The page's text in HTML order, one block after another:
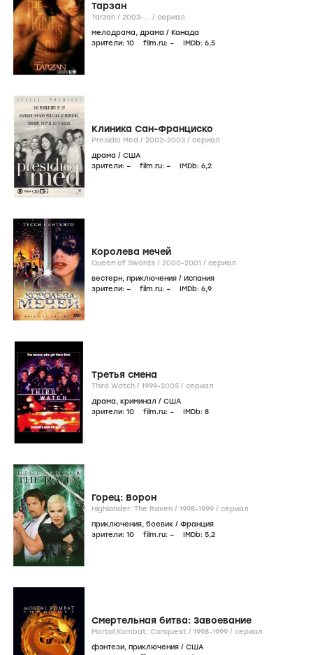
Тарзан
Tarzan / 2003-... / сериал
мелодрама, драма / Канада
зрители: 10 film.ru: – IMDb: 6,5
Клиника Сан-Франциско
Presidio Med / 2002-2003 / сериал
драма / США
зрители: – film.ru: – IMDb: 6,2
Королева мечей
Queen of Swords / 2000-2001 / сериал
вестерн, приключения / Испания
зрители: – film.ru: – IMDb: 6,9
Третья смена
Third Watch / 1999-2005 / сериал
драма, криминал / США
зрители: 10 film.ru: – IMDb: 8
Горец: Ворон
Highlander: The Raven / 1998-1999 / сериал
приключения, боевик / Франция
зрители: 10 film.ru: – IMDb: 5,2
Смертельная битва: Завоевание
Mortal Kombat: Conquest / 1998-1999 / сериал
фэнтези, приключения / США